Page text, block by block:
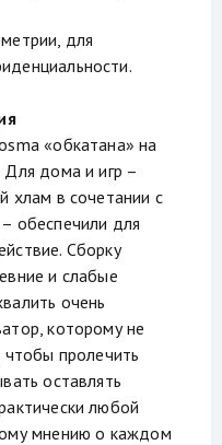
для
«обкатана» на
дома и игр –
хлам в сочетании с
обеспечили для
Сборку
и слабые
очень
которому не
пролечить
оставлять
любой
мнению о каждом